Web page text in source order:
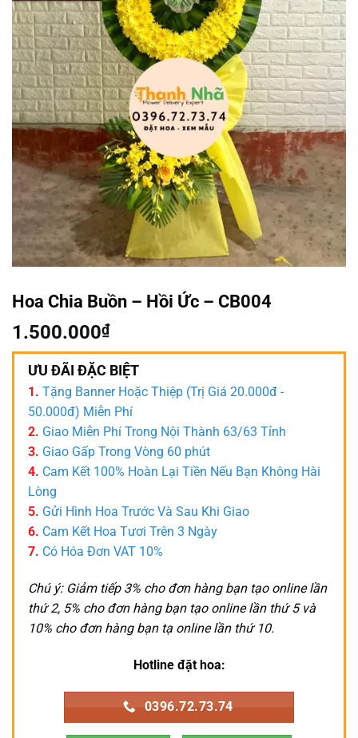
Hoa Chia Buồn – Hồi Ức – CB004
1.500.000₫
ƯU ĐÃI ĐẶC BIỆT
1. Tặng Banner Hoặc Thiệp (Trị Giá 20.000đ -
50.000đ) Miễn Phí
2. Giao Miễn Phí Trong Nội Thành 63/63 Tỉnh
3. Giao Gấp Trong Vòng 60 phút
4. Cam Kết 100% Hoàn Lại Tiền Nếu Bạn Không Hài
Lòng
5. Gửi Hình Hoa Trước Và Sau Khi Giao
6. Cam Kết Hoa Tươi Trên 3 Ngày
7. Có Hóa Đơn VAT 10%
Chú ý: Giảm tiếp 3% cho đơn hàng bạn tạo online lần
thứ 2, 5% cho đơn hàng bạn tạo online lần thứ 5 và
10% cho đơn hàng bạn tạ online lần thứ 10.
Hotline đặt hoa:
0396.72.73.74